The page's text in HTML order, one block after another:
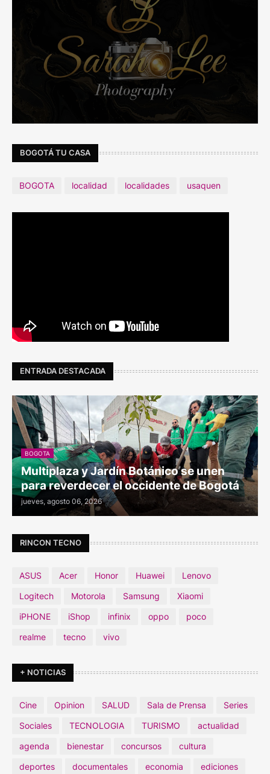
BOGOTÁ TU CASA
BOGOTA localidad localidades usaquen
ENTRADA DESTACADA
BOGOTA
Multiplaza y Jardín Botánico se unen
para reverdecer el occidente de Bogotá
jueves, agosto 06, 2026
RINCON TECNO
ASUS Acer Honor Huawei
Lenovo
Logitech
Motorola Samsung
Xiaomi
iPHONE
iShop infinix oppo
poco
realme
tecno vivo
+ NOTICIAS
Cine Opinion SALUD Sala de Prensa
Series
Sociales
TECNOLOGIA TURISMO
actualidad
agenda
bienestar concursos
cultura
deportes
documentales economia ediciones